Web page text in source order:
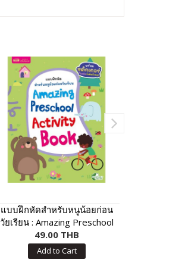
แบบฝึกหัดสำหรับหนูน้อยก่อน
วัยเรียน : Amazing Preschool
Activity Book
49.00 THB
Add to Cart